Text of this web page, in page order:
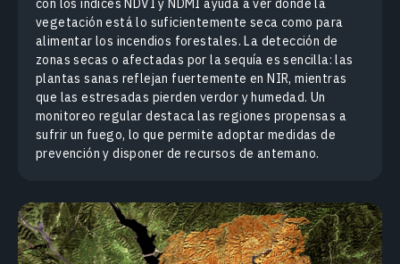
con los índices NDVI y NDMI ayuda a ver dónde la
vegetación está lo suficientemente seca como para
alimentar los incendios forestales. La detección de
zonas secas o afectadas por la sequía es sencilla: las
plantas sanas reflejan fuertemente en NIR, mientras
que las estresadas pierden verdor y humedad. Un
monitoreo regular destaca las regiones propensas a
sufrir un fuego, lo que permite adoptar medidas de
prevención y disponer de recursos de antemano.